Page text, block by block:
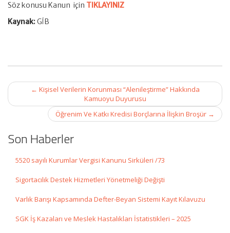
Söz konusu Kanun için TIKLAYINIZ
Kaynak:GİB
Post
navigation
← Kişisel Verilerin Korunması “Alenileştirme” Hakkında
Kamuoyu Duyurusu
Öğrenim Ve Katkı Kredisi Borçlarına İlişkin Broşür →
Son Haberler
5520 sayılı Kurumlar Vergisi Kanunu Sirküleri /73
Sigortacılık Destek Hizmetleri Yönetmeliği Değişti
Varlık Barışı Kapsamında Defter-Beyan Sistemi Kayıt Kılavuzu
SGK İş Kazaları ve Meslek Hastalıkları İstatistikleri – 2025